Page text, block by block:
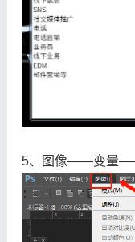
5、图像——变量